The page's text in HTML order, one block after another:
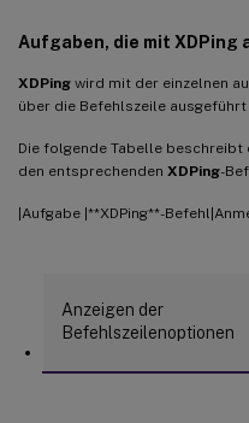
Aufgaben, die mit XDPing
XDPing wird mit der einzelnen
über die Befehlszeile ausgeführt
Die folgende Tabelle beschreibt
den entsprechenden XDPing-
|Aufgabe |**XDPing**-
Anzeigen der
Befehlszeilenoptionen